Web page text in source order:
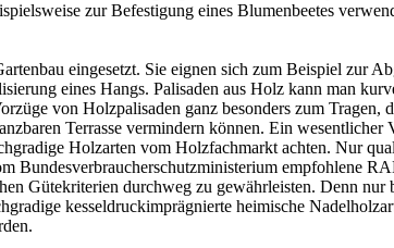
zur Befestigung eines Blumenbeetes
eingesetzt. Sie eignen sich zum Beispiel zur
eines Hangs. Palisaden aus Holz kann man
von Holzpalisaden ganz besonders zum Tragen,
Terrasse vermindern können. Ein
Holzarten vom Holzfachmarkt achten. Nur
Bundesverbraucherschutzministerium empfohlene
Gütekriterien durchweg zu gewährleisten. Denn
kesseldruckimprägnierte heimische